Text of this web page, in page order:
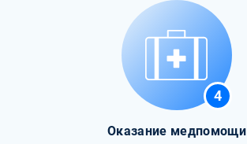
4
Оказание медпомощи